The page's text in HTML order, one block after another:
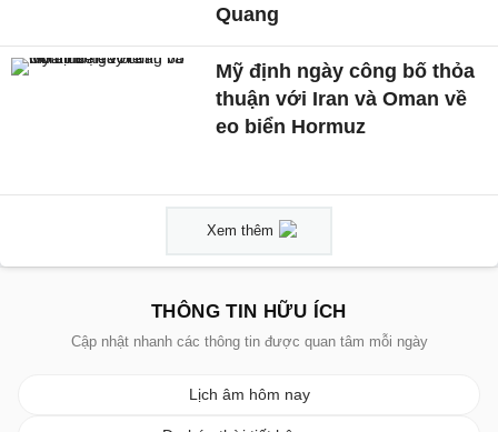
Quang
Mỹ định ngày công bố thỏa
thuận với Iran và Oman về
eo biển Hormuz
Xem thêm
THÔNG TIN HỮU ÍCH
Cập nhật nhanh các thông tin được quan tâm mỗi ngày
Lịch âm hôm nay